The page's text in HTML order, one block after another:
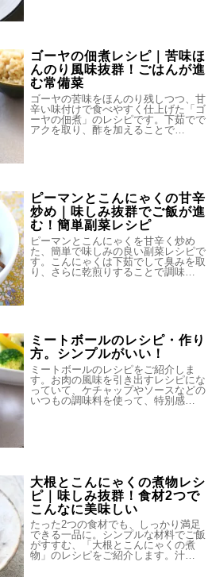
ゴーヤの佃煮レシピ｜苦味ほ
んのり風味抜群！ごはんが進
む常備菜
ゴーヤの苦味をほんのり残しつつ、甘
辛い味付けで食べやすく仕上げた「ゴ
ーヤの佃煮」のレシピです。下茹でで
アクを取り、酢を加えることで…
ピーマンとこんにゃくの甘辛
炒め｜味しみ抜群でご飯が進
む！簡単副菜レシピ
ピーマンとこんにゃくを甘辛く炒め
た、簡単で味しみの良い副菜レシピで
す。こんにゃくは下茹でして臭みを取
り、さらに乾煎りすることで調味…
ミートボールのレシピ・作り
方。シンプルがいい！
ミートボールのレシピをご紹介しま
す。お肉の風味を引き出すレシピにな
っていて、ケチャップやソースなどの
いつもの調味料を使って、特別感…
大根とこんにゃくの煮物レシ
ピ｜味しみ抜群！食材2つで
こんなに美味しい
たった2つの食材でも、しっかり満足
できる一品に。シンプルな材料でご飯
がすすむ、「大根とこんにゃくの煮
物」のレシピをご紹介します。汁…